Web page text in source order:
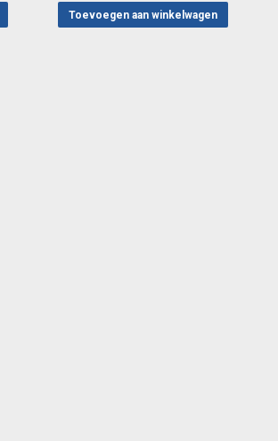
Toevoegen aan winkelwagen